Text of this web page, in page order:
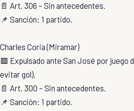
📄 Art. 306 – Sin antecedentes.
📌 Sanción: 1 partido.
Charles Coria (Miramar)
🟥 Expulsado ante San José por juego
evitar gol).
📄 Art. 300 – Sin antecedentes.
📌 Sanción: 1 partido.